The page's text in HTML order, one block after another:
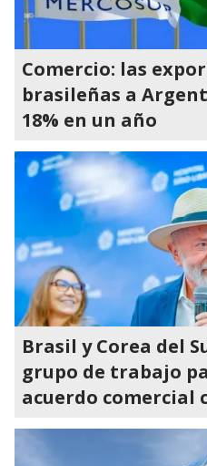
Comercio: las
brasileñas a
18% en un año
Brasil y Corea del
grupo de trabajo
acuerdo comercial